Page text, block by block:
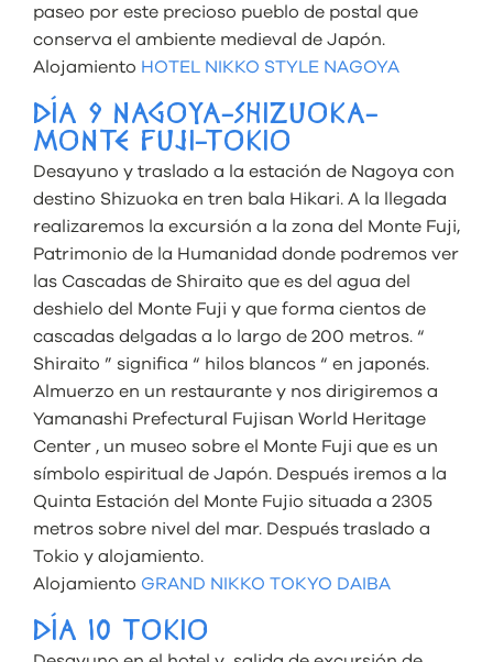
paseo por este precioso pueblo de postal que
conserva el ambiente medieval de Japón.
Alojamiento HOTEL NIKKO STYLE NAGOYA
DÍA 9 NAGOYA-SHIZUOKA-
MONTE FUJI-TOKIO
Desayuno y traslado a la estación de Nagoya con
destino Shizuoka en tren bala Hikari. A la llegada
realizaremos la excursión a la zona del Monte Fuji,
Patrimonio de la Humanidad donde podremos ver
las Cascadas de Shiraito que es del agua del
deshielo del Monte Fuji y que forma cientos de
cascadas delgadas a lo largo de 200 metros. “
Shiraito ” significa “ hilos blancos “ en japonés.
Almuerzo en un restaurante y nos dirigiremos a
Yamanashi Prefectural Fujisan World Heritage
Center , un museo sobre el Monte Fuji que es un
símbolo espiritual de Japón. Después iremos a la
Quinta Estación del Monte Fujio situada a 2305
metros sobre nivel del mar. Después traslado a
Tokio y alojamiento.
Alojamiento GRAND NIKKO TOKYO DAIBA
DÍA 10 TOKIO